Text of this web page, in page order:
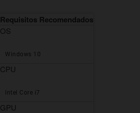
Requisitos Recomendados
OS
Windows 10
CPU
Intel Core i7
GPU